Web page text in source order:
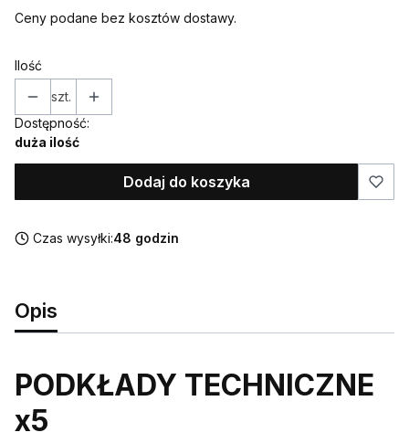
Ceny podane bez kosztów dostawy.
Ilość
szt.
Dostępność:
duża ilość
Dodaj do koszyka
Czas wysyłki:48 godzin
Opis
PODKŁADY TECHNICZNE
x5